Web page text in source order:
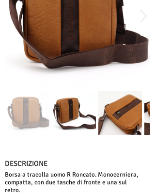
DESCRIZIONE
Borsa a tracolla uomo R Roncato. Monocerniera,
compatta, con due tasche di fronte e una sul
retro.